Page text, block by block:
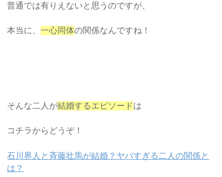
普通では有りえないと思うのですが、
本当に、一心同体の関係なんですね！
そんな二人が結婚するエピソードは
コチラからどうぞ！
石川界人と斉藤壮馬が結婚？ヤバすぎる二人の関係と
は？